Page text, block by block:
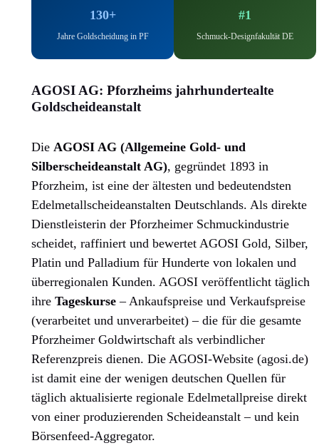
130+
Jahre Gold­scheidung in PF
#1
Schmuck-Design­fakultät DE
AGOSI AG: Pforzheims jahrhundertealte
Goldscheideanstalt
Die AGOSI AG (Allgemeine Gold- und
Silberscheideanstalt AG), gegründet 1893 in
Pforzheim, ist eine der ältesten und bedeutendsten
Edelmetallscheideanstalten Deutschlands. Als direkte
Dienstleisterin der Pforzheimer Schmuckindustrie
scheidet, raffiniert und bewertet AGOSI Gold, Silber,
Platin und Palladium für Hunderte von lokalen und
überregionalen Kunden. AGOSI veröffentlicht täglich
ihre Tageskurse – Ankaufspreise und Verkaufspreise
(verarbeitet und unverarbeitet) – die für die gesamte
Pforzheimer Goldwirtschaft als verbindlicher
Referenzpreis dienen. Die AGOSI-Website (agosi.de)
ist damit eine der wenigen deutschen Quellen für
täglich aktualisierte regionale Edelmetallpreise direkt
von einer produzierenden Scheideanstalt – und kein
Börsenfeed-Aggregator.